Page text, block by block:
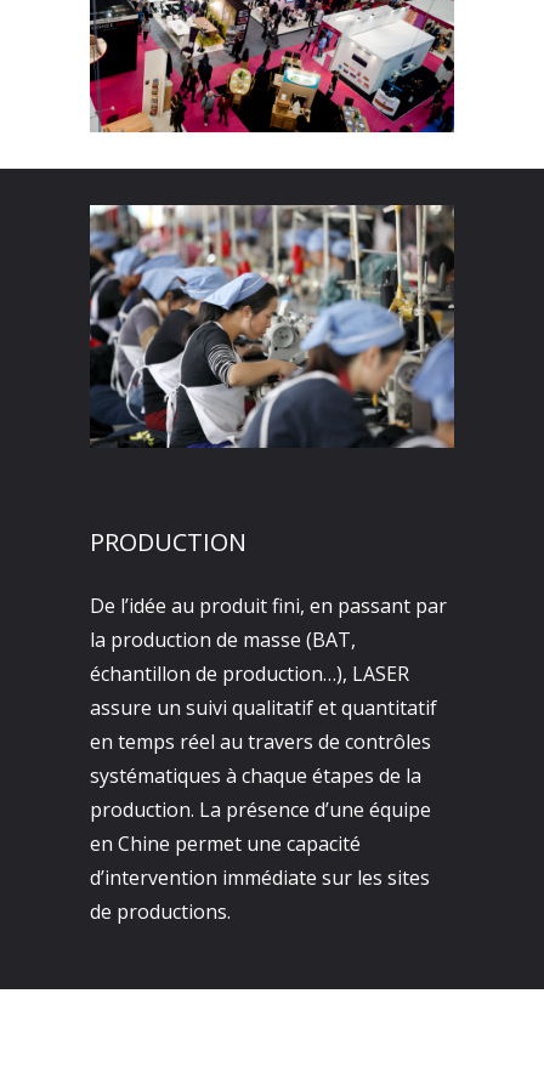
PRODUCTION
De l’idée au produit fini, en passant par
la production de masse (BAT,
échantillon de production…), LASER
assure un suivi qualitatif et quantitatif
en temps réel au travers de contrôles
systématiques à chaque étapes de la
production. La présence d’une équipe
en Chine permet une capacité
d’intervention immédiate sur les sites
de productions.